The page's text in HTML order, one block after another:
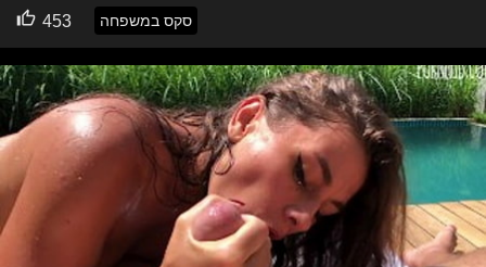
סקס במשפחה 453